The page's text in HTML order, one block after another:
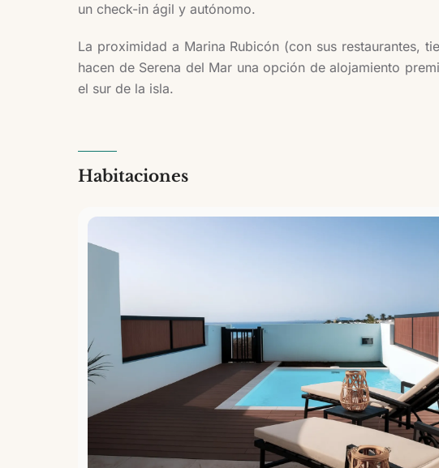
un check-in ágil y autónomo.
La proximidad a Marina Rubicón (con sus restaurantes,
hacen de Serena del Mar una opción de alojamiento
el sur de la isla.
Habitaciones